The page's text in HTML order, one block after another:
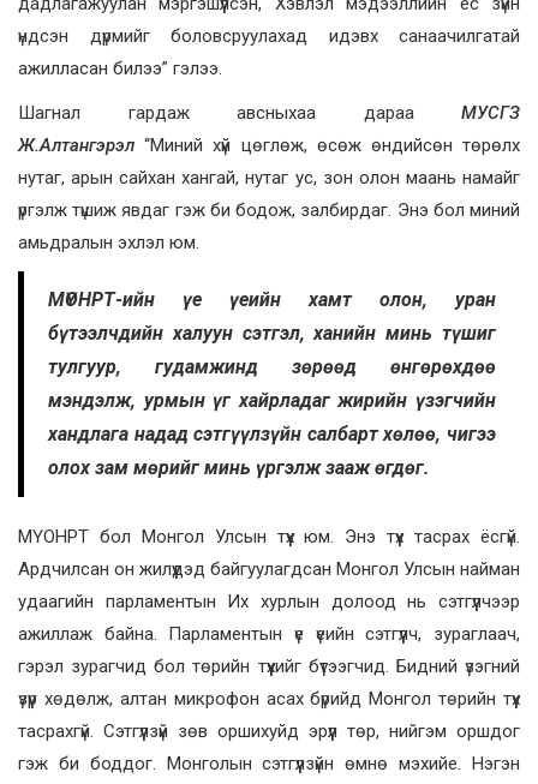
үндсэн дүрмийг боловсруулахад идэвх санаачилгатай
ажилласан билээ” гэлээ.
Шагнал гардаж авсныхаа дараа МУСГЗ
Ж.Алтангэрэл “Миний хүй цөглөж, өсөж өндийсөн төрөлх
нутаг, арын сайхан хангай, нутаг ус, зон олон маань намайг
үргэлж түшиж явдаг гэж би бодож, залбирдаг. Энэ бол миний
амьдралын эхлэл юм.
МҮОНРТ-ийн үе үеийн хамт олон, уран
бүтээлчдийн халуун сэтгэл, ханийн минь түшиг
тулгуур, гудамжинд зөрөөд өнгөрөхдөө
мэндэлж, урмын үг хайрладаг жирийн үзэгчийн
хандлага надад сэтгүүлзүйн салбарт хөлөө, чигээ
олох зам мөрийг минь үргэлж зааж өгдөг.
МҮОНРТ бол Монгол Улсын түүх юм. Энэ түүх тасрах ёсгүй.
Ардчилсан он жилүүдэд байгуулагдсан Монгол Улсын найман
удаагийн парламентын Их хурлын долоод нь сэтгүүлчээр
ажиллаж байна. Парламентын үе үеийн сэтгүүлч, зураглаач,
гэрэл зурагчид бол төрийн түүхийг бүтээгчид. Бидний үзэгний
үзүүр хөдөлж, алтан микрофон асах бүрийд Монгол төрийн түүх
тасрахгүй. Сэтгүүлзүй зөв оршихуйд эрүүл төр, нийгэм оршдог
гэж би боддог. Монголын сэтгүүлзүйн өмнө мэхийе. Нэгэн